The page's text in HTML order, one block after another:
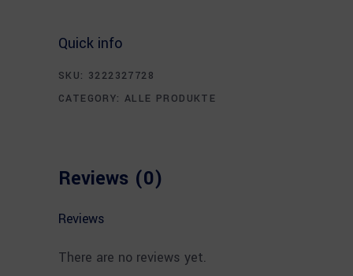
Quick info
SKU: 3222327728
CATEGORY:ALLE PRODUKTE
Reviews (0)
Reviews
There are no reviews yet.